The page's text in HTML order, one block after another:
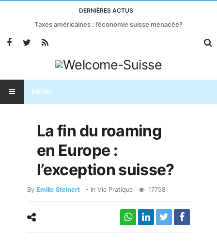
DERNIÈRES ACTUS
Taxes américaines : l’économie suisse menacée?
MENU
La fin du roaming
en Europe :
l’exception suisse?
By Emilie Steinert - In Vie Pratique 17758